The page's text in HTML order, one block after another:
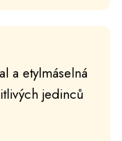
a etylmáselná
jedinců